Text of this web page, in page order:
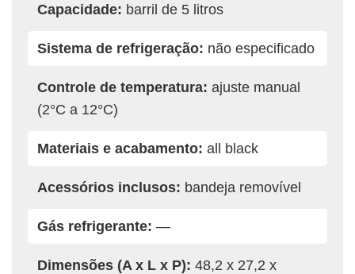
Capacidade: barril de 5 litros
Sistema de refrigeração: não especificado
Controle de temperatura: ajuste manual
(2°C a 12°C)
Materiais e acabamento: all black
Acessórios inclusos: bandeja removível
Gás refrigerante: —
Dimensões (A x L x P): 48,2 x 27,2 x